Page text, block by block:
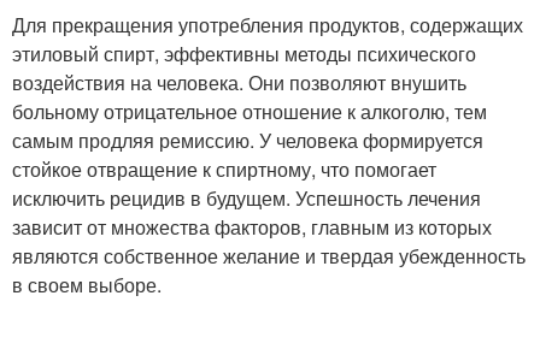
Для прекращения употребления продуктов, содержащих
этиловый спирт, эффективны методы психического
воздействия на человека. Они позволяют внушить
больному отрицательное отношение к алкоголю, тем
самым продляя ремиссию. У человека формируется
стойкое отвращение к спиртному, что помогает
исключить рецидив в будущем. Успешность лечения
зависит от множества факторов, главным из которых
являются собственное желание и твердая убежденность
в своем выборе.